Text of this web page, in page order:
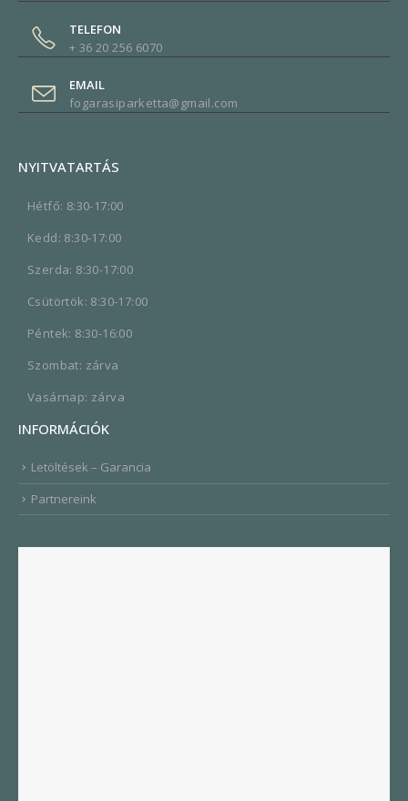
TELEFON
+ 36 20 256 6070
EMAIL
fogarasiparketta@gmail.com
NYITVATARTÁS
Hétfő: 8:30-17:00
Kedd: 8:30-17:00
Szerda: 8:30-17:00
Csütörtök: 8:30-17:00
Péntek: 8:30-16:00
Szombat: zárva
Vasárnap: zárva
INFORMÁCIÓK
Letöltések – Garancia
Partnereink